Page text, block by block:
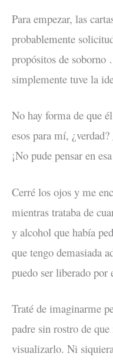
Para empezar, las
probablemente
propósitos de
simplemente tuve la
No hay forma de que
esos para mí,
¡No pude pensar en
Cerré los ojos y me
mientras trataba de
y alcohol que había
que tengo demasiada
puedo ser liberado por
Traté de imaginarme
padre sin rostro de
visualizarlo. Ni